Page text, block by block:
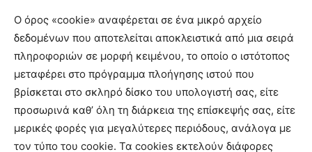
Ο όρος «cookie» αναφέρεται σε ένα μικρό αρχείο
δεδομένων που αποτελείται αποκλειστικά από μια σειρά
πληροφοριών σε μορφή κειμένου, το οποίο ο ιστότοπος
μεταφέρει στο πρόγραμμα πλοήγησης ιστού που
βρίσκεται στο σκληρό δίσκο του υπολογιστή σας, είτε
προσωρινά καθ’ όλη τη διάρκεια της επίσκεψής σας, είτε
μερικές φορές για μεγαλύτερες περιόδους, ανάλογα με
τον τύπο του cookie. Τα cookies εκτελούν διάφορες